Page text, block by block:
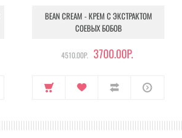
BEAN CREAM - КРЕМ С ЭКСТРАКТОМ
СОЕВЫХ БОБОВ
4510.00Р. 3700.00Р.